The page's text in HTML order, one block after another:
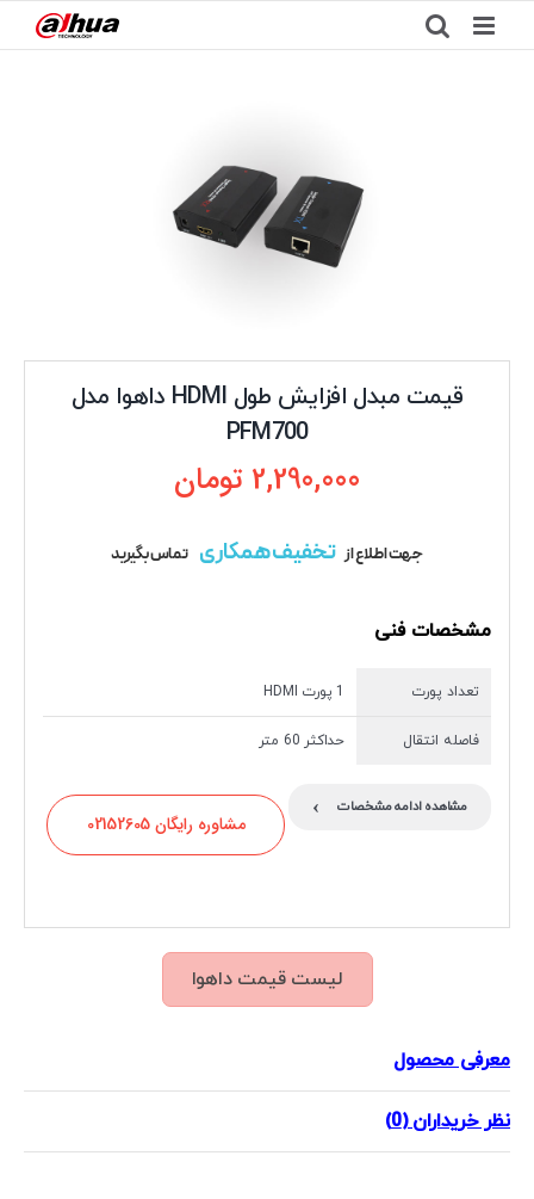
to
قیمت مبدل افزایش طول HDMI داهوا مدل
PFM700
2,290,000 تومان
جهت اطلاع از تخفیف همکاری تماس بگیرید
مشخصات فنی
تعداد پورت 1 پورت HDMI
فاصله انتقال حداکثر 60 متر
مشاهده ادامه مشخصات ›
مشاوره رایگان 02152605
لیست قیمت داهوا
معرفی محصول
نظر خریداران (0)